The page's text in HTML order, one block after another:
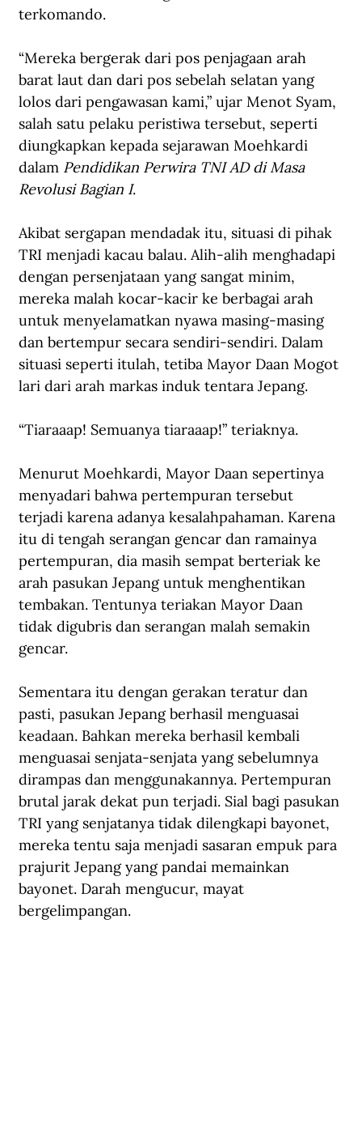
terkomando.
“Mereka bergerak dari pos penjagaan arah
barat laut dan dari pos sebelah selatan yang
lolos dari pengawasan kami,” ujar Menot Syam,
salah satu pelaku peristiwa tersebut, seperti
diungkapkan kepada sejarawan Moehkardi
dalam Pendidikan Perwira TNI AD di Masa
Revolusi Bagian I.
Akibat sergapan mendadak itu, situasi di pihak
TRI menjadi kacau balau. Alih-alih menghadapi
dengan persenjataan yang sangat minim,
mereka malah kocar-kacir ke berbagai arah
untuk menyelamatkan nyawa masing-masing
dan bertempur secara sendiri-sendiri. Dalam
situasi seperti itulah, tetiba Mayor Daan Mogot
lari dari arah markas induk tentara Jepang.
“Tiaraaap! Semuanya tiaraaap!” teriaknya.
Menurut Moehkardi, Mayor Daan sepertinya
menyadari bahwa pertempuran tersebut
terjadi karena adanya kesalahpahaman. Karena
itu di tengah serangan gencar dan ramainya
pertempuran, dia masih sempat berteriak ke
arah pasukan Jepang untuk menghentikan
tembakan. Tentunya teriakan Mayor Daan
tidak digubris dan serangan malah semakin
gencar.
Sementara itu dengan gerakan teratur dan
pasti, pasukan Jepang berhasil menguasai
keadaan. Bahkan mereka berhasil kembali
menguasai senjata-senjata yang sebelumnya
dirampas dan menggunakannya. Pertempuran
brutal jarak dekat pun terjadi. Sial bagi pasukan
TRI yang senjatanya tidak dilengkapi bayonet,
mereka tentu saja menjadi sasaran empuk para
prajurit Jepang yang pandai memainkan
bayonet. Darah mengucur, mayat
bergelimpangan.